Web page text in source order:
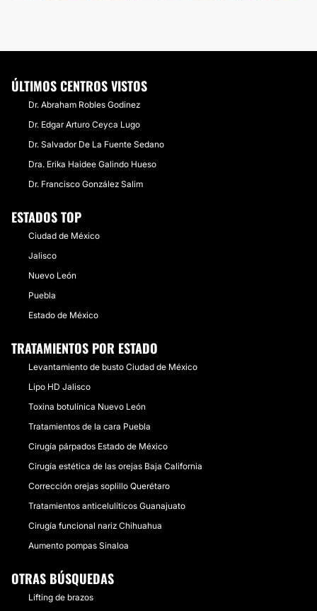
ÚLTIMOS CENTROS VISTOS
Dr. Abraham Robles Godinez
Dr. Edgar Arturo Ceyca Lugo
Dr. Salvador De La Fuente Sedano
Dra. Erika Haidee Galindo Hueso
Dr. Francisco González Salim
ESTADOS TOP
Ciudad de México
Jalisco
Nuevo León
Puebla
Estado de México
TRATAMIENTOS POR ESTADO
Levantamiento de busto Ciudad de México
Lipo HD Jalisco
Toxina botulínica Nuevo León
Tratamientos de la cara Puebla
Cirugía párpados Estado de México
Cirugía estética de las orejas Baja California
Corrección orejas soplillo Querétaro
Tratamientos anticelulíticos Guanajuato
Cirugía funcional nariz Chihuahua
Aumento pompas Sinaloa
OTRAS BÚSQUEDAS
Lifting de brazos